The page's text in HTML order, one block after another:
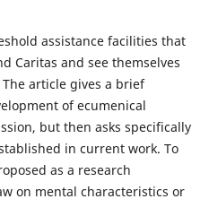
assistance facilities that
Caritas and see themselves
article gives a brief
of ecumenical
but then asks specifically
in current work. To
as a research
on mental characteristics or